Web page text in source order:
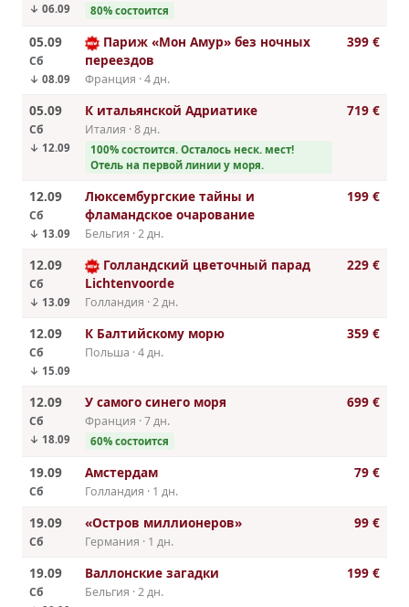
↓ 06.09 80% состоится
05.09
Сб
↓ 08.09
Париж «Мон Амур» без ночных
переездов
Франция · 4 дн.
399 €
05.09
Сб
↓ 12.09
К итальянской Адриатике
Италия · 8 дн.
100% cостоится. Осталось неск. мест!
Отель на первой линии у моря.
719 €
12.09
Сб
↓ 13.09
Люксембургские тайны и
фламандское очарование
Бельгия · 2 дн.
199 €
12.09
Сб
↓ 13.09
Голландский цветочный парад
Lichtenvoorde
Голландия · 2 дн.
229 €
12.09
Сб
↓ 15.09
К Балтийскому морю
Польша · 4 дн.
359 €
12.09
Сб
↓ 18.09
У самого синего моря
Франция · 7 дн.
60% cостоится
699 €
19.09
Сб
Амстердам
Голландия · 1 дн.
79 €
19.09
Сб
«Остров миллионеров»
Германия · 1 дн.
99 €
19.09
Сб
Валлонские загадки
Бельгия · 2 дн.
199 €